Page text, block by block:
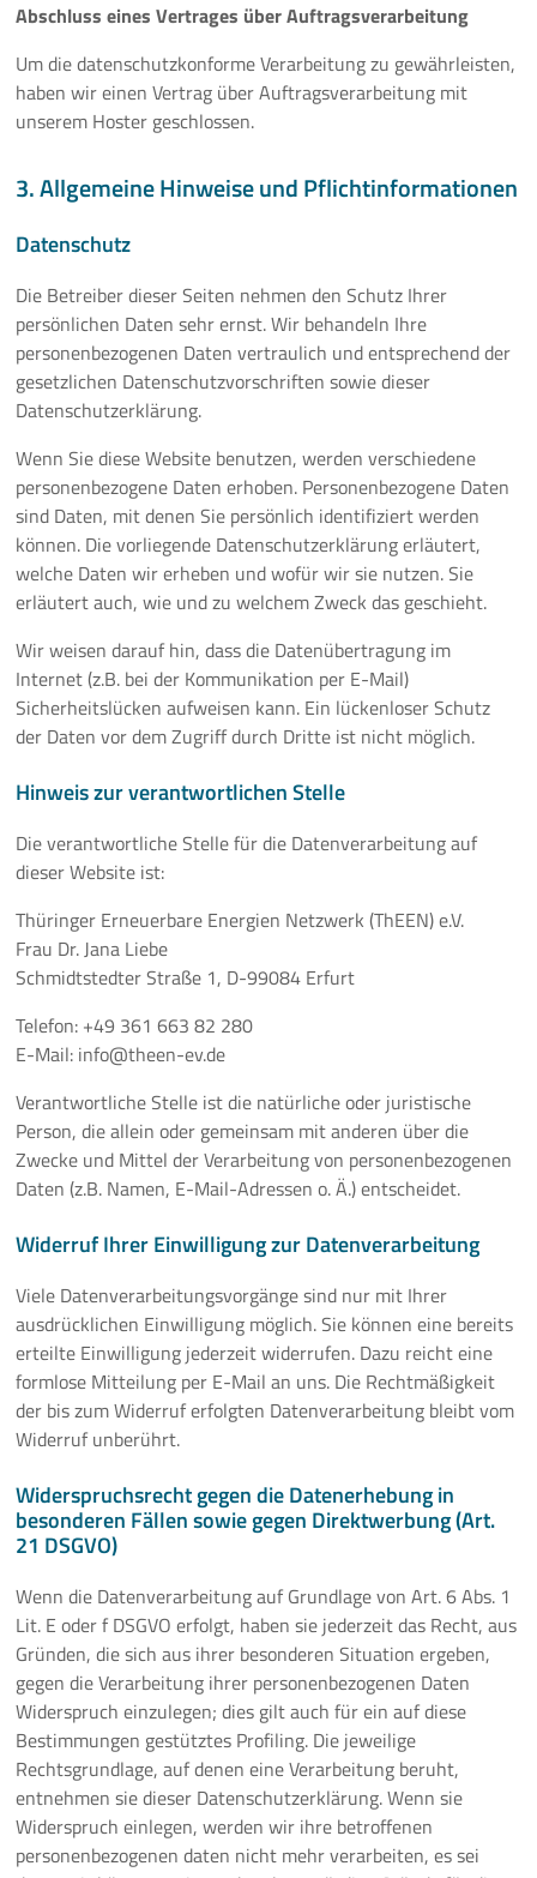
Abschluss eines Vertrages über Auftragsverarbeitung
Um die datenschutzkonforme Verarbeitung zu gewährleisten,
haben wir einen Vertrag über Auftragsverarbeitung mit
unserem Hoster geschlossen.
3. Allgemeine Hinweise und Pflichtinformationen
Datenschutz
Die Betreiber dieser Seiten nehmen den Schutz Ihrer
persönlichen Daten sehr ernst. Wir behandeln Ihre
personenbezogenen Daten vertraulich und entsprechend der
gesetzlichen Datenschutzvorschriften sowie dieser
Datenschutzerklärung.
Wenn Sie diese Website benutzen, werden verschiedene
personenbezogene Daten erhoben. Personenbezogene Daten
sind Daten, mit denen Sie persönlich identifiziert werden
können. Die vorliegende Datenschutzerklärung erläutert,
welche Daten wir erheben und wofür wir sie nutzen. Sie
erläutert auch, wie und zu welchem Zweck das geschieht.
Wir weisen darauf hin, dass die Datenübertragung im
Internet (z.B. bei der Kommunikation per E-Mail)
Sicherheitslücken aufweisen kann. Ein lückenloser Schutz
der Daten vor dem Zugriff durch Dritte ist nicht möglich.
Hinweis zur verantwortlichen Stelle
Die verantwortliche Stelle für die Datenverarbeitung auf
dieser Website ist:
Thüringer Erneuerbare Energien Netzwerk (ThEEN) e.V.
Frau Dr. Jana Liebe
Schmidtstedter Straße 1, D-99084 Erfurt
Telefon: +49 361 663 82 280
E-Mail: info@theen-ev.de
Verantwortliche Stelle ist die natürliche oder juristische
Person, die allein oder gemeinsam mit anderen über die
Zwecke und Mittel der Verarbeitung von personenbezogenen
Daten (z.B. Namen, E-Mail-Adressen o. Ä.) entscheidet.
Widerruf Ihrer Einwilligung zur Datenverarbeitung
Viele Datenverarbeitungsvorgänge sind nur mit Ihrer
ausdrücklichen Einwilligung möglich. Sie können eine bereits
erteilte Einwilligung jederzeit widerrufen. Dazu reicht eine
formlose Mitteilung per E-Mail an uns. Die Rechtmäßigkeit
der bis zum Widerruf erfolgten Datenverarbeitung bleibt vom
Widerruf unberührt.
Widerspruchsrecht gegen die Datenerhebung in
besonderen Fällen sowie gegen Direktwerbung (Art.
21 DSGVO)
Wenn die Datenverarbeitung auf Grundlage von Art. 6 Abs. 1
Lit. E oder f DSGVO erfolgt, haben sie jederzeit das Recht, aus
Gründen, die sich aus ihrer besonderen Situation ergeben,
gegen die Verarbeitung ihrer personenbezogenen Daten
Widerspruch einzulegen; dies gilt auch für ein auf diese
Bestimmungen gestütztes Profiling. Die jeweilige
Rechtsgrundlage, auf denen eine Verarbeitung beruht,
entnehmen sie dieser Datenschutzerklärung. Wenn sie
Widerspruch einlegen, werden wir ihre betroffenen
personenbezogenen daten nicht mehr verarbeiten, es sei